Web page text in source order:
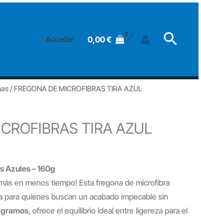
Acceder 0,00€
/ FREGONA DE MICROFIBRAS TIRA AZUL
TIRA AZUL
Azules – 160g
en menos tiempo! Esta fregona de microfibra
para quienes buscan un acabado impecable sin
, ofrece el equilibrio ideal entre ligereza para el
AZUL